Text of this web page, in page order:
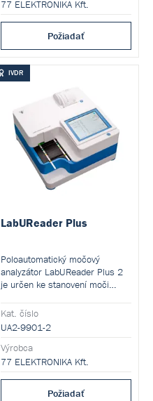
77 ELEKTRONIKA Kft.
Požiadať
IVDR
LabUReader Plus
Poloautomatický močový
analyzátor LabUReader Plus 2
je určen ke stanovení moči
proužků LabStrip U11 Plus.
Kat. číslo
UA2-9901-2
Výrobca
77 ELEKTRONIKA Kft.
Požiadať